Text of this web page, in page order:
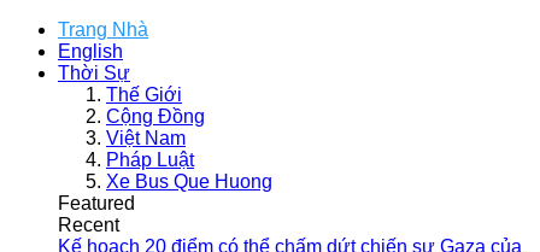
Trang Nhà
English
Thời Sự
Thế Giới
Cộng Đồng
Việt Nam
Pháp Luật
Xe Bus Que Huong
Featured
Recent
Kế hoạch 20 điểm có thể chấm dứt chiến sự Gaza của